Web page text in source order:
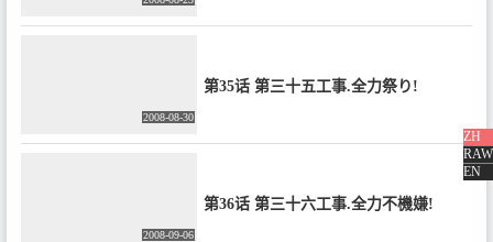
ZH
RAW
EN
2008-08-30
第35话 第三十五工事.全力祭り!
2008-09-06
第36话 第三十六工事.全力不機嫌!